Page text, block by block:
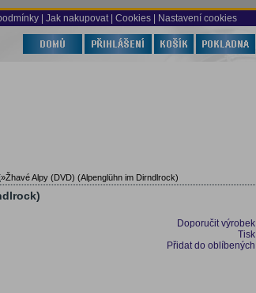
Jak nakupovat | Cookies | Nastavení cookies
»Žhavé Alpy (DVD) (Alpenglühn im Dirndlrock)
Doporučit výrobek
Tisk
Přidat do oblíbených